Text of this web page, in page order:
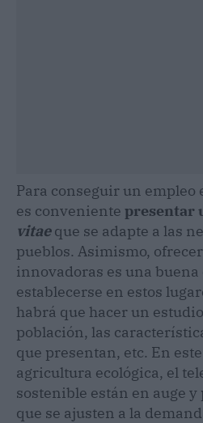
Para conseguir un empleo
es conveniente presentar
vitaeque se adapte a las
pueblos. Asimismo,
innovadoras es una
establecerse en estos
habrá que hacer un
población, las
que presentan, etc. En
agricultura ecológica, el
sostenible están en auge
que se ajusten a la